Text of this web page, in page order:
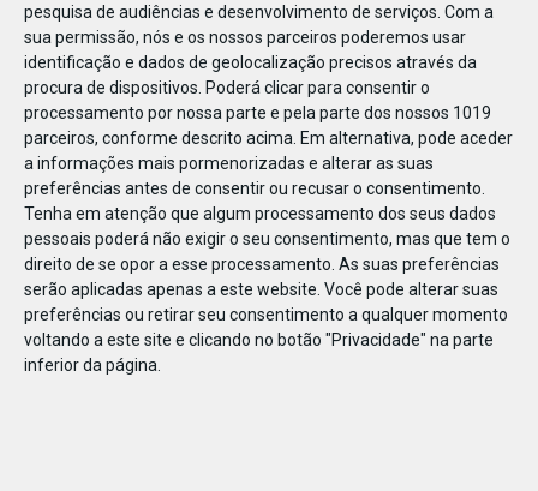
pesquisa de audiências e desenvolvimento de serviços. Com a
sua permissão, nós e os nossos parceiros poderemos usar
identificação e dados de geolocalização precisos através da
procura de dispositivos. Poderá clicar para consentir o
processamento por nossa parte e pela parte dos nossos 1019
parceiros, conforme descrito acima. Em alternativa, pode aceder
a informações mais pormenorizadas e alterar as suas
preferências antes de consentir ou recusar o consentimento.
Tenha em atenção que algum processamento dos seus dados
pessoais poderá não exigir o seu consentimento, mas que tem o
direito de se opor a esse processamento. As suas preferências
serão aplicadas apenas a este website. Você pode alterar suas
preferências ou retirar seu consentimento a qualquer momento
voltando a este site e clicando no botão "Privacidade" na parte
inferior da página.
257531256590604